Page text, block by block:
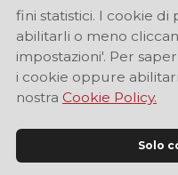
fini statistici. I cookie
abilitarli o meno
impostazioni'. Per
i cookie oppure
nostra Cookie Policy.
Solo